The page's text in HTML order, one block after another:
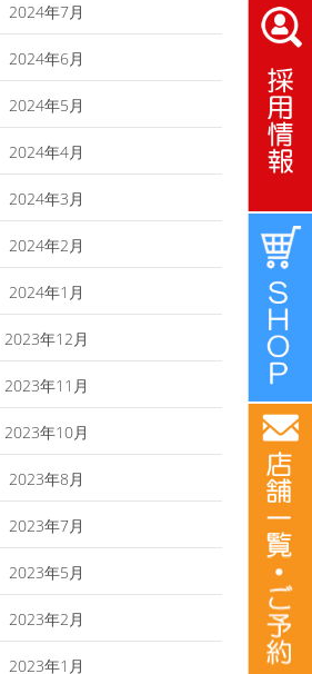
2024年7月
2024年6月
2024年5月
2024年4月
2024年3月
2024年2月
2024年1月
2023年12月
2023年11月
2023年10月
2023年8月
2023年7月
2023年5月
2023年2月
2023年1月